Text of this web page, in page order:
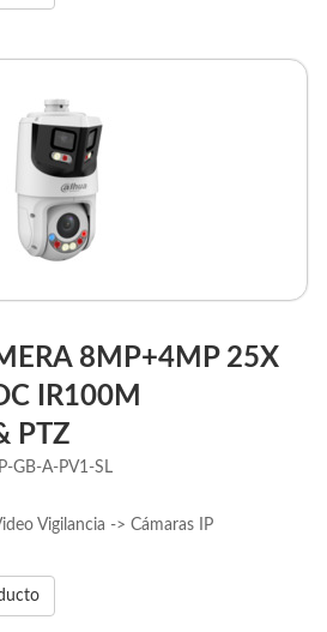
8MP+4MP 25X
IR100M
PTZ
GB-A-PV1-SL
Vigilancia -> Cámaras IP